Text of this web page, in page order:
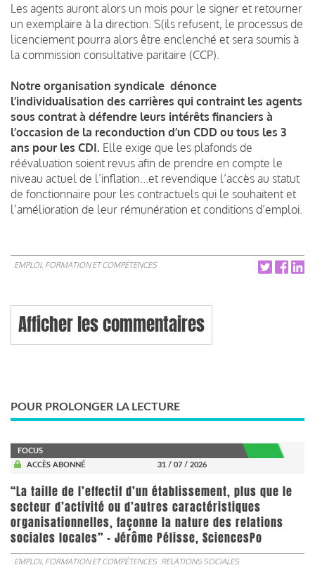
Les agents auront alors un mois pour le signer et retourner
un exemplaire à la direction. S(ils refusent, le processus de
licenciement pourra alors être enclenché et sera soumis à
la commission consultative paritaire (CCP).
Notre organisation syndicale dénonce
l’individualisation des carrières qui contraint les agents
sous contrat à défendre leurs intérêts financiers à
l’occasion de la reconduction d’un CDD ou tous les 3
ans pour les CDI. Elle exige que les plafonds de
réévaluation soient revus afin de prendre en compte le
niveau actuel de l’inflation...et revendique l’accès au statut
de fonctionnaire pour les contractuels qui le souhaitent et
l’amélioration de leur rémunération et conditions d’emploi.
EMPLOI, FORMATION ET COMPÉTENCES
Afficher les commentaires
POUR PROLONGER LA LECTURE
FOCUS
ACCÈS ABONNÉ
31 / 07 / 2026
“La taille de l’effectif d’un établissement, plus que le
secteur d’activité ou d’autres caractéristiques
organisationnelles, façonne la nature des relations
sociales locales” - Jérôme Pélisse, SciencesPo
EMPLOI, FORMATION ET COMPÉTENCES RELATIONS SOCIALES